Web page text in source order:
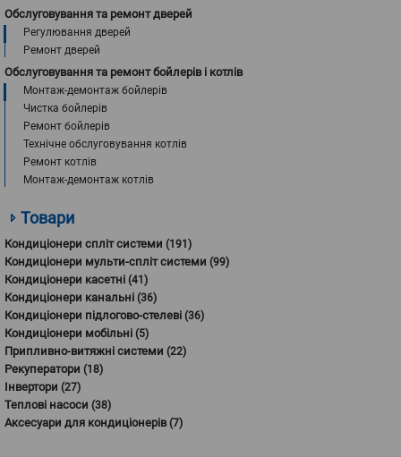
Обслуговування та ремонт дверей
Регулювання дверей
Ремонт дверей
Обслуговування та ремонт бойлерів і котлів
Монтаж-демонтаж бойлерів
Чистка бойлерів
Ремонт бойлерів
Технічне обслуговування котлів
Ремонт котлів
Монтаж-демонтаж котлів
Товари
Кондиціонери спліт системи (191)
Кондиціонери мульти-спліт системи (99)
Кондиціонери касетні (41)
Кондиціонери канальні (36)
Кондиціонери підлогово-стелеві (36)
Кондиціонери мобільні (5)
Припливно-витяжні системи (22)
Рекуператори (18)
Інвертори (27)
Теплові насоси (38)
Аксесуари для кондиціонерів(7)